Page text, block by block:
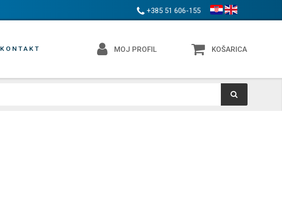
+385 51 606-155
KONTAKT MOJ PROFIL KOŠARICA